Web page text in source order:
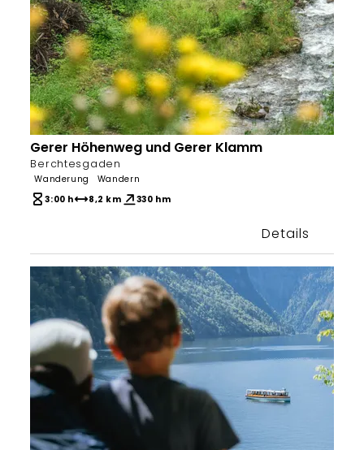
Bergerlebnis Berchtesgaden
Gerer Höhenweg und Gerer Klamm
Berchtesgaden
Wanderung
Wandern
3:00 h
8,2 km 330 hm
Details